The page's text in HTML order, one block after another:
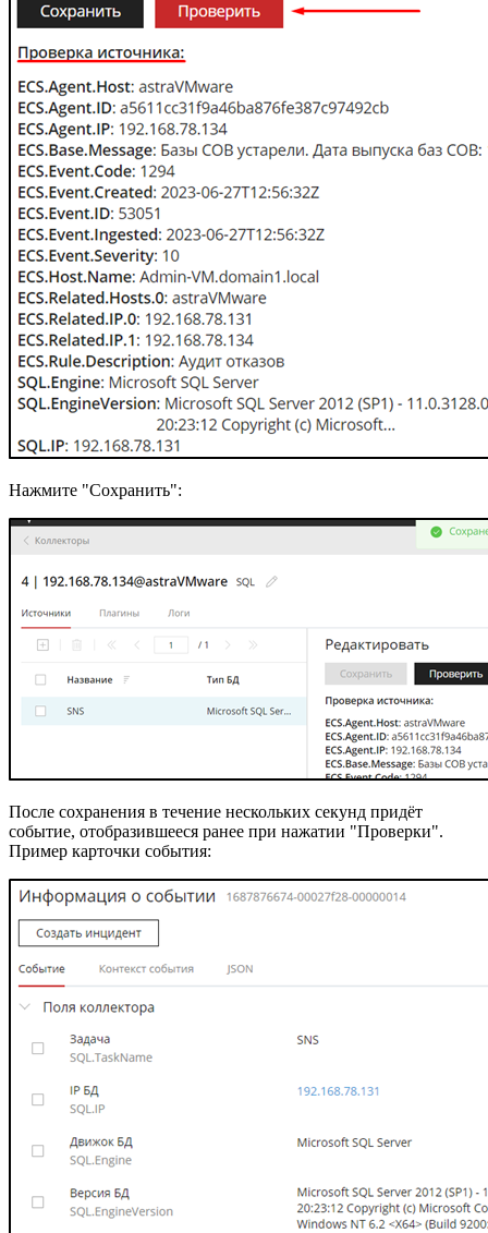
Нажмите "Сохранить":
После сохранения в течение нескольких секунд придёт
событие, отобразившееся ранее при нажатии "Проверки".
Пример карточки события: